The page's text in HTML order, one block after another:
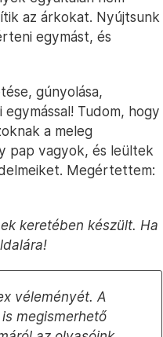
az árkokat. Nyújtsunk
egymást, és
gúnyolása,
Tudom, hogy
a meleg
pap vagyok, és leültek
Megértettem:
keretében készült. Ha
véleményét. A
megismerhető